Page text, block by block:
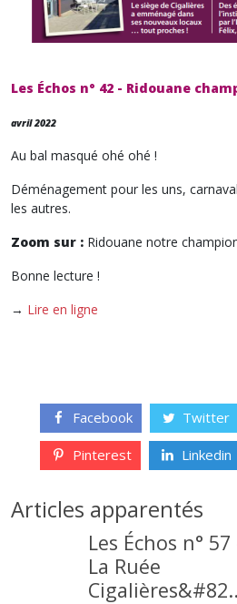
Les Échos n° 42 - Ridouane
avril 2022
Au bal masqué ohé ohé !
Déménagement pour les uns,
les autres.
Zoom sur : Ridouane notre
Bonne lecture !
→ Lire en ligne
Facebook Twitter
Pinterest Linkedin
Articles apparentés
Les Échos n° 57
La Ruée